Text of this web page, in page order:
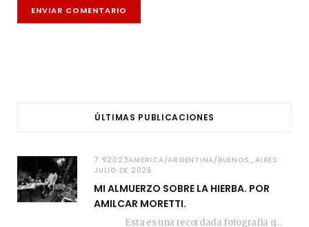
ÚLTIMAS PUBLICACIONES
7 92023AMERICA/ARGENTINA/BUENOS_AIRES
JULIO DE 2026
MI ALMUERZO SOBRE LA HIERBA. POR
AMILCAR MORETTI.
Esta es una recordada fotografía que registré…